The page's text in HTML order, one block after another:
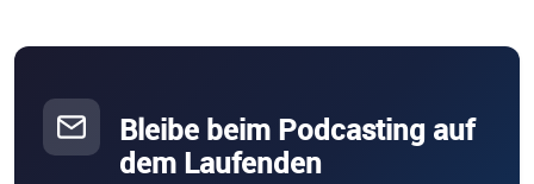
Bleibe beim Podcasting auf
dem Laufenden